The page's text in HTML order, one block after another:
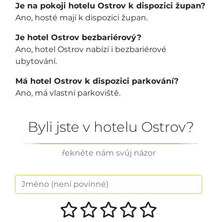
Je na pokoji hotelu Ostrov k dispozici župan?
Ano, hosté mají k dispozici župan.
Je hotel Ostrov bezbariérový?
Ano, hotel Ostrov nabízí i bezbariérové
ubytování.
Má hotel Ostrov k dispozici parkování?
Ano, má vlastní parkoviště.
Byli jste v hotelu Ostrov?
řekněte nám svůj názor